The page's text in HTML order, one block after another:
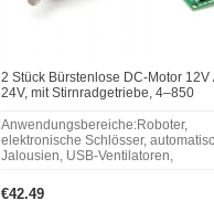
2 Stück Bürstenlose DC-Motor 12V
24V, mit Stirnradgetriebe, 4–850
Anwendungsbereiche:Roboter,
elektronische Schlösser,
Jalousien, USB-Ventilatoren,
Münzrückgabesysteme, Zählgeräte,
Handtuchspender, automatische
€42.49